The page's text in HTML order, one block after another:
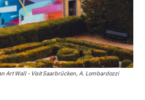
Art Wall - Visit Saarbrücken, A. Lombardozzi